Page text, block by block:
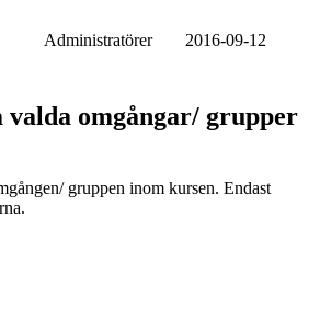
Administratörer 2016-09-12
omgångar/ grupper
gruppen inom kursen. Endast